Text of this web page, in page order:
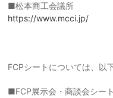
■松本商工会議所
https://www.mcci.jp/
FCPシートについては、以
■FCP展示会・商談会シー